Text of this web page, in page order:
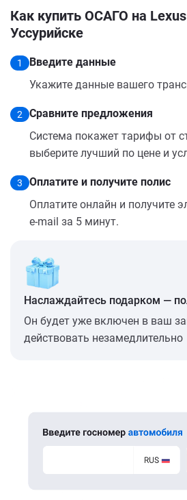
Как купить ОСАГО на
Уссурийске
1
Введите данные
Укажите данные вашего
2
Сравните предложения
Система покажет тарифы от
выберите лучший по цене и
3
Оплатите и получите полис
Оплатите онлайн и получите
e-mail за 5 минут.
Наслаждайтесь подарком —
Он будет уже включен в ваш
действовать незамедлительно